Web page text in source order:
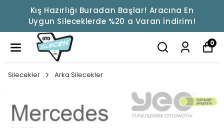
Kış Hazırlığı Buradan Başlar! Aracına En
Uygun Sileceklerde %20 a Varan İndirim!
0
Silecekler Arka Silecekler